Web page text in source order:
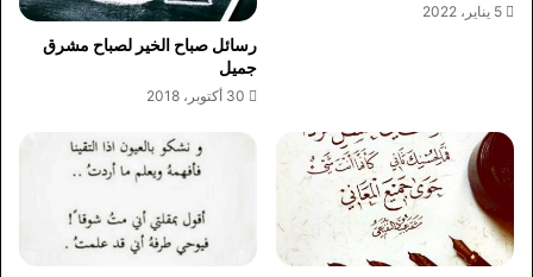
5 يناير، 2022
رسائل صباح الخير لصباح مشرق
جميل
30 أكتوبر، 2018